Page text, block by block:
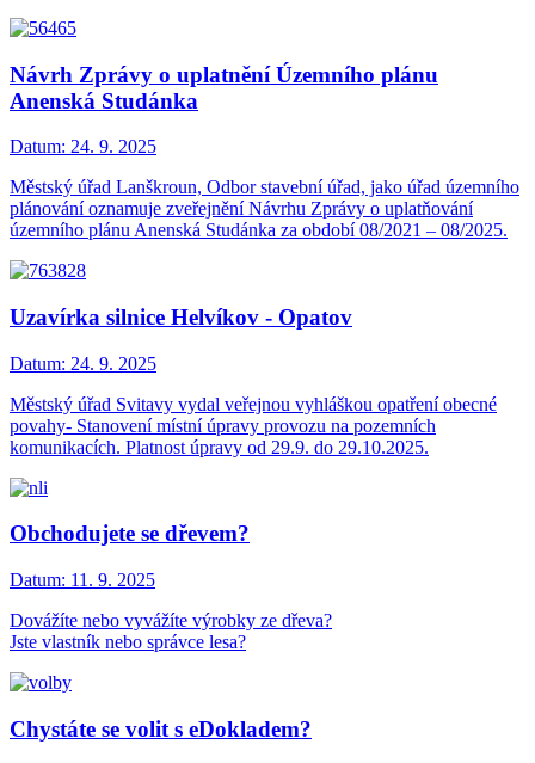
Návrh Zprávy o uplatnění Územního plánu
Anenská Studánka
Datum: 24. 9. 2025
Městský úřad Lanškroun, Odbor stavební úřad, jako úřad územního
plánování oznamuje zveřejnění Návrhu Zprávy o uplatňování
územního plánu Anenská Studánka za období 08/2021 – 08/2025.
Uzavírka silnice Helvíkov - Opatov
Datum: 24. 9. 2025
Městský úřad Svitavy vydal veřejnou vyhláškou opatření obecné
povahy- Stanovení místní úpravy provozu na pozemních
komunikacích. Platnost úpravy od 29.9. do 29.10.2025.
Obchodujete se dřevem?
Datum: 11. 9. 2025
Dovážíte nebo vyvážíte výrobky ze dřeva?
Jste vlastník nebo správce lesa?
Chystáte se volit s eDokladem?